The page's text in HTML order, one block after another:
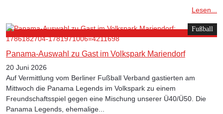
Lesen...
Fußball
Panama-Auswahl zu Gast im Volkspark Mariendorf
20 Juni 2026
Auf Vermittlung vom Berliner Fußball Verband gastierten am
Mittwoch die Panama Legends im Volkspark zu einem
Freundschaftsspiel gegen eine Mischung unserer Ü40/Ü50. Die
Panama Legends, ehemalige...